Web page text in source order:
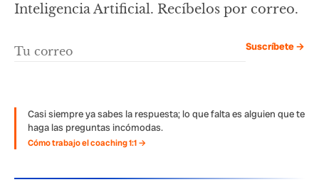
Inteligencia Artificial. Recíbelos por correo.
Suscríbete →
Casi siempre ya sabes la respuesta; lo que falta es alguien que te
haga las preguntas incómodas.
Cómo trabajo el coaching 1:1 →